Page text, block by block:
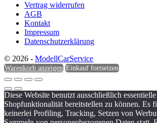
Vertrag widerrufen
AGB
Kontakt
Impressum
Datenschutzerklärung
© 2026 - ModellCarService
Warenkorb anzeigen Einkauf fortsetzen
Diese Website benutzt ausschließlich
Shopfunktionalität bereitstellen zu können. Es
keinerlei Profiling, Tracking, Setzen von